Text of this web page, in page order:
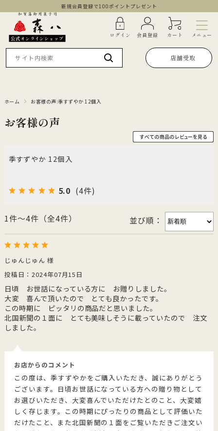
新規会員登録で100ポイントプレゼント
公式オンラインショップ ログイン 会員登録 カート メニュー
店舗受取
ホーム お客様の声:季すずやか 12個入
お客様の声
季すずやか 12個入
5.0 (4件)
1件～4件（全4件） 並び順：
じゅんじゅん 様
投稿日：2024年07月15日
日頃 お世話になっている方に お贈りしました。
大変 喜んで頂いたので とても良かったです。
この時期に ピッタリの商品だと思いました。
北国新聞の１面に とても美味しそうに載っていたので 注文
しました。
お店からのコメント
この度は、季すずやかをご購入いただき、誠にありがとう
ございます。日頃お世話になっている方への贈り物として
お選びいただき、大変喜んでいただけたとのこと、大変嬉
しく存じます。この時期にぴったりの商品として評価いた
だけたこと、また北国新聞の１面をご覧いただきご注文い